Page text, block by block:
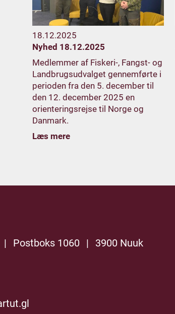
18.12.2025
Nyhed 18.12.2025
Medlemmer af Fiskeri-, Fangst- og
Landbrugsudvalget gennemførte i
perioden fra den 5. december til
den 12. december 2025 en
orienteringsrejse til Norge og
Danmark.
Læs mere
| Postboks 1060 |
3900 Nuuk